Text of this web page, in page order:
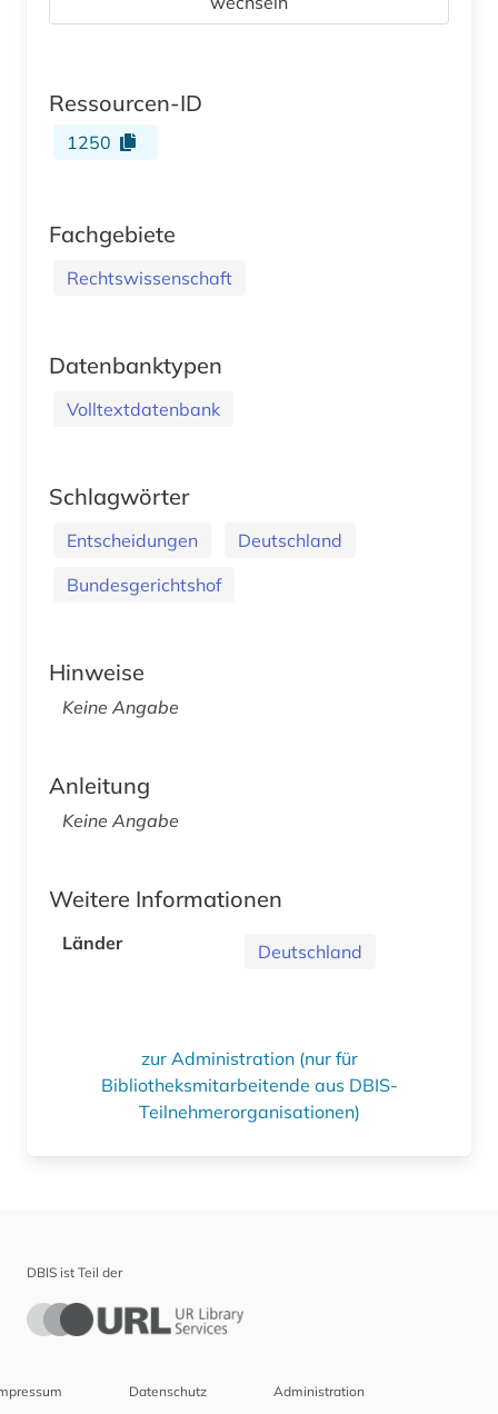
Ressourcen-ID
1250
Fachgebiete
Rechtswissenschaft
Datenbanktypen
Volltextdatenbank
Schlagwörter
Entscheidungen
Deutschland
Bundesgerichtshof
Hinweise
Keine Angabe
Anleitung
Keine Angabe
Weitere Informationen
Länder Deutschland
zur Administration (nur für
Bibliotheksmitarbeitende aus DBIS-
Teilnehmerorganisationen)
DBIS ist Teil der
Datenschutz Administration